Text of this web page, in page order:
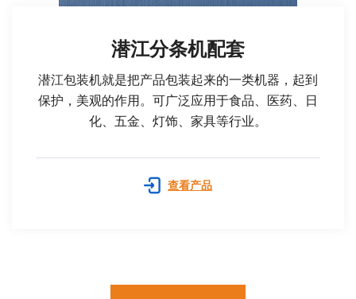
潜江分条机配套
潜江包装机就是把产品包装起来的一类机器，起到
保护，美观的作用。可广泛应用于食品、医药、日
化、五金、灯饰、家具等行业。
查看产品